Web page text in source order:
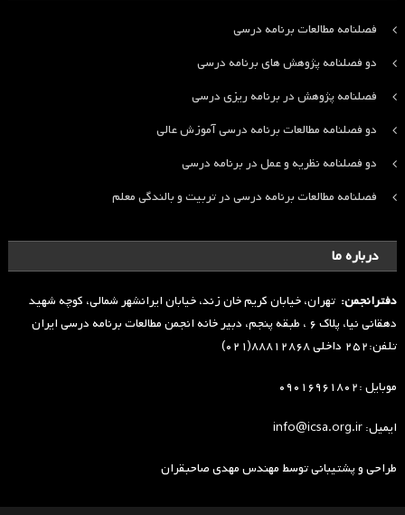
فصلنامه مطالعات برنامه درسی
دو فصلنامه پژوهش های برنامه درسی
فصلنامه پژوهش در برنامه ریزی درسی
دو فصلنامه مطالعات برنامه درسی آموزش عالی
دو فصلنامه نظریه و عمل در برنامه درسی
فصلنامه مطالعات برنامه درسی در تربیت و بالندگی معلم
درباره ما
دفترانجمن: تهران، خیابان کریم خان زند، خیابان ایرانشهر شمالی، کوچه شهید
دهقانی نیا، پلاک ۶ ، طبقه پنجم، دبیر خانه انجمن مطالعات برنامه درسی ایران
تلفن:۲۵۲ داخلی ۸۸۸۱۲۸۶۸(۰۲۱)
موبایل :۰۹۰۱۶۹۶۱۸۰۲
ایمیل: info@icsa.org.ir
طراحی و پشتیبانی توسطمهندس مهدی صاحبقران